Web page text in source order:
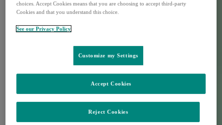
choices. Accept Cookies means that you are choosing to accept third-party
Cookies and that you understand this choice.
See our Privacy Policy
Customize my Settings
Reject Cookies
Accept Cookies